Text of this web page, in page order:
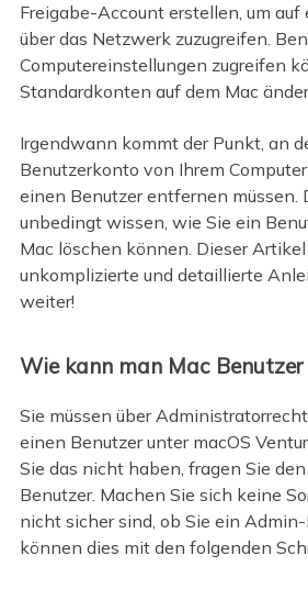
Freigabe-Account erstellen, um
über das Netzwerk zuzugreifen.
Computereinstellungen zugreifen
Standardkonten auf dem Mac
Irgendwann kommt der Punkt, an
Benutzerkonto von Ihrem
einen Benutzer entfernen müssen.
unbedingt wissen, wie Sie ein
Mac löschen können. Dieser
unkomplizierte und detaillierte
weiter!
Wie kann man Mac Benutzer
Sie müssen über
einen Benutzer unter macOS
Sie das nicht haben, fragen Sie
Benutzer. Machen Sie sich keine
nicht sicher sind, ob Sie ein
können dies mit den folgenden